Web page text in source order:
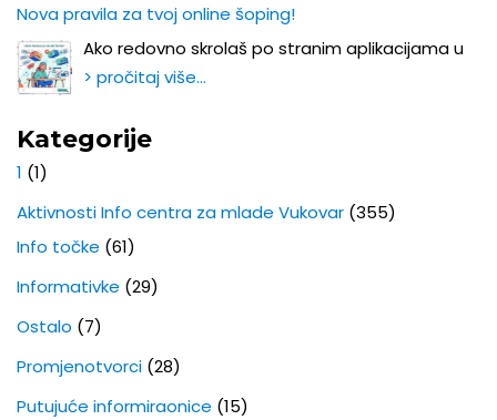
Nova pravila za tvoj online šoping!
Ako redovno skrolaš po stranim aplikacijama u
> pročitaj više…
Kategorije
1 (1)
Aktivnosti Info centra za mlade Vukovar (355)
Info točke (61)
Informativke (29)
Ostalo (7)
Promjenotvorci (28)
Putujuće informiraonice (15)